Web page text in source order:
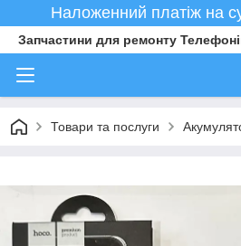
Наложенний платіж на
Запчастини для ремонту
Товари та послуги